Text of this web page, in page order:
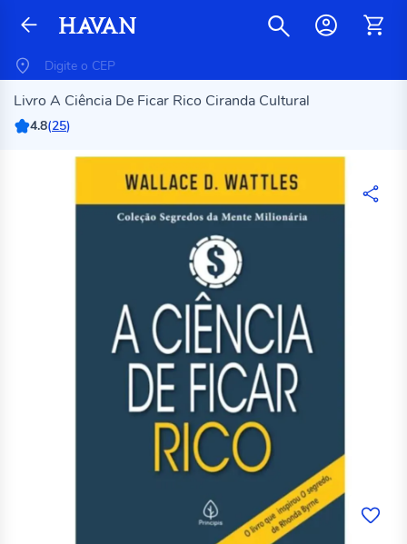
Livro A Ciência De Ficar Rico Ciranda Cultural
4.8(25)